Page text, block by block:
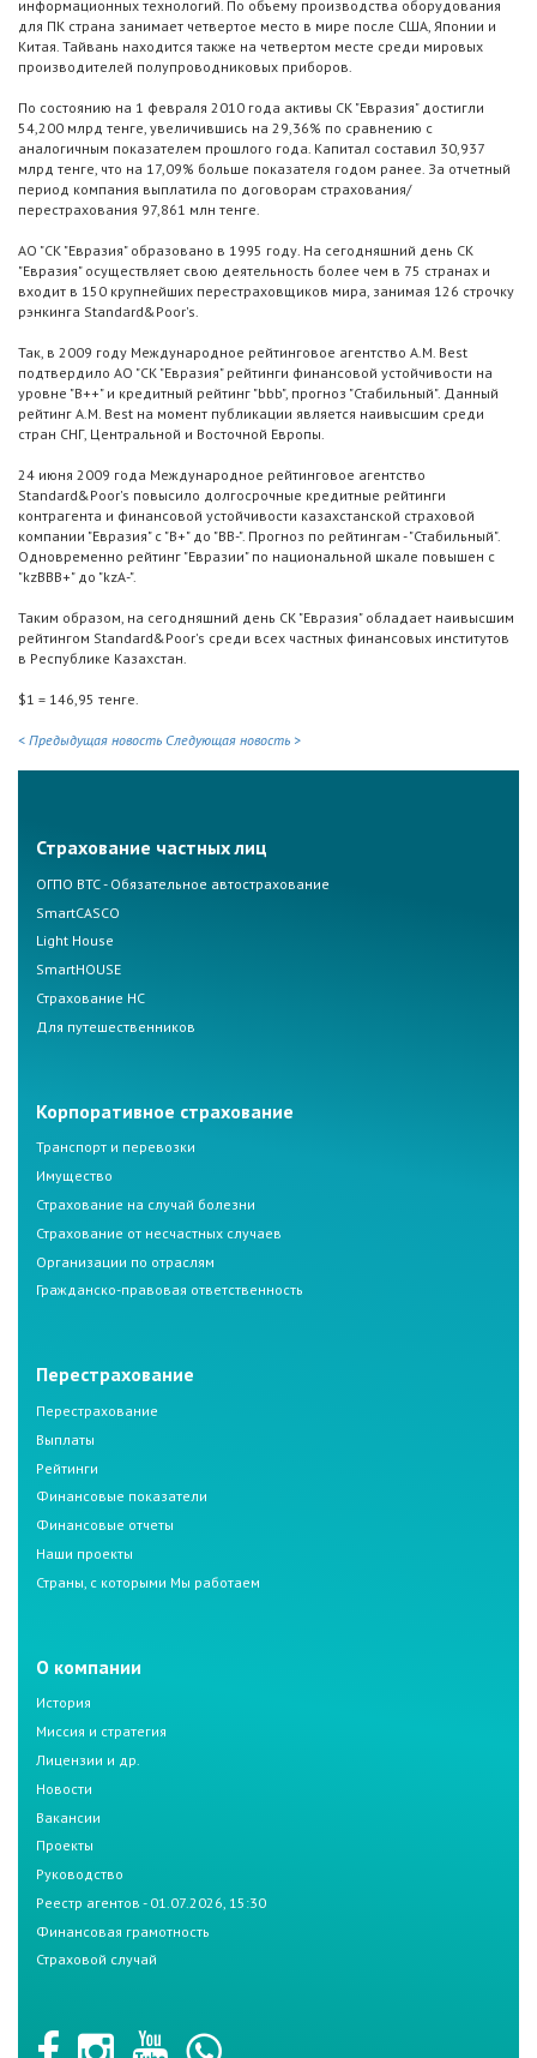
информационных технологий. По объему производства оборудования
для ПК страна занимает четвертое место в мире после США, Японии и
Китая. Тайвань находится также на четвертом месте среди мировых
производителей полупроводниковых приборов.
По состоянию на 1 февраля 2010 года активы СК "Евразия" достигли
54,200 млрд тенге, увеличившись на 29,36% по сравнению с
аналогичным показателем прошлого года. Капитал составил 30,937
млрд тенге, что на 17,09% больше показателя годом ранее. За отчетный
период компания выплатила по договорам страхования/
перестрахования 97,861 млн тенге.
АО "СК "Евразия" образовано в 1995 году. На сегодняшний день СК
"Евразия" осуществляет свою деятельность более чем в 75 странах и
входит в 150 крупнейших перестраховщиков мира, занимая 126 строчку
рэнкинга Standard&Poor's.
Так, в 2009 году Международное рейтинговое агентство A.M. Best
подтвердило АО "СК "Евразия" рейтинги финансовой устойчивости на
уровне "B++" и кредитный рейтинг "bbb", прогноз "Стабильный". Данный
рейтинг A.M. Best на момент публикации является наивысшим среди
стран СНГ, Центральной и Восточной Европы.
24 июня 2009 года Международное рейтинговое агентство
Standard&Poor's повысило долгосрочные кредитные рейтинги
контрагента и финансовой устойчивости казахстанской страховой
компании "Евразия" с "В+" до "BB-". Прогноз по рейтингам - "Стабильный".
Одновременно рейтинг "Евразии" по национальной шкале повышен с
"kzВВВ+" до "kzA-".
Таким образом, на сегодняшний день СК "Евразия" обладает наивысшим
рейтингом Standard&Poor's среди всех частных финансовых институтов
в Республике Казахстан.
$1 = 146,95 тенге.
< Предыдущая новость Следующая новость >
Страхование частных лиц
ОГПО ВТС - Обязательное автострахование
SmartCASCO
Light House
SmartHOUSE
Страхование НС
Для путешественников
Корпоративное страхование
Транспорт и перевозки
Имущество
Страхование на случай болезни
Страхование от несчастных случаев
Организации по отраслям
Гражданско-правовая ответственность
Перестрахование
Перестрахование
Выплаты
Рейтинги
Финансовые показатели
Финансовые отчеты
Наши проекты
Страны, с которыми Мы работаем
О компании
История
Миссия и стратегия
Лицензии и др.
Новости
Вакансии
Проекты
Руководство
Реестр агентов - 01.07.2026, 15:30
Финансовая грамотность
Страховой случай